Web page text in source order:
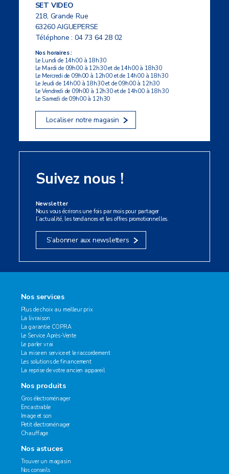
SET VIDEO
218, Grande Rue
63260 AIGUEPERSE
Téléphone :04 73 64 28 02
Nos horaires :
Le Lundi de 14h00 à 18h30
Le Mardi de 09h00 à 12h30 et de 14h00 à 18h30
Le Mercredi de 09h00 à 12h00 et de 14h00 à 18h30
Le Jeudi de 14h00 à 18h30 et de 09h00 à 12h30
Le Vendredi de 09h00 à 12h30 et de 14h00 à 18h30
Le Samedi de 09h00 à 12h30
Localiser notre magasin
Suivez nous !
Newsletter
Nous vous écrirons une fois par mois pour partager
l’actualité, les tendances et les offres promotionnelles.
S’abonner aux newsletters
Nos services
Plus de choix au meilleur prix
La livraison
La garantie COPRA
Le Service Après-Vente
Le parler vrai
La mise en service et le raccordement
Les solutions de financement
La reprise de votre ancien appareil
Nos produits
Gros électroménager
Encastrable
Image et son
Petit électroménager
Chauffage
Nos astuces
Trouver un magasin
Nos conseils